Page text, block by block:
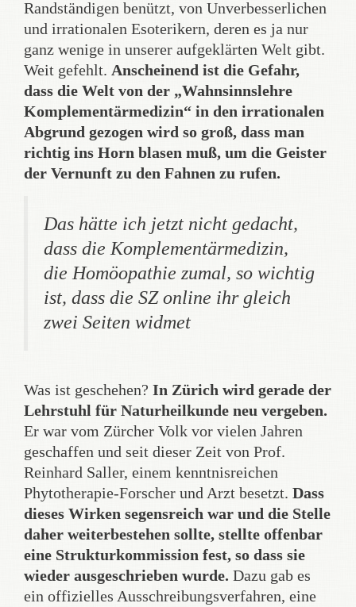
Randständigen benützt, von Unverbesserlichen
und irrationalen Esoterikern, deren es ja nur
ganz wenige in unserer aufgeklärten Welt gibt.
Weit gefehlt. Anscheinend ist die Gefahr,
dass die Welt von der „Wahnsinnslehre
Komplementärmedizin“ in den irrationalen
Abgrund gezogen wird so groß, dass man
richtig ins Horn blasen muß, um die Geister
der Vernunft zu den Fahnen zu rufen.
Das hätte ich jetzt nicht gedacht,
dass die Komplementärmedizin,
die Homöopathie zumal, so wichtig
ist, dass die SZ online ihr gleich
zwei Seiten widmet
Was ist geschehen? In Zürich wird gerade der
Lehrstuhl für Naturheilkunde neu vergeben.
Er war vom Zürcher Volk vor vielen Jahren
geschaffen und seit dieser Zeit von Prof.
Reinhard Saller, einem kenntnisreichen
Phytotherapie-Forscher und Arzt besetzt. Dass
dieses Wirken segensreich war und die Stelle
daher weiterbestehen sollte, stellte offenbar
eine Strukturkommission fest, so dass sie
wieder ausgeschrieben wurde. Dazu gab es
ein offizielles Ausschreibungsverfahren, eine